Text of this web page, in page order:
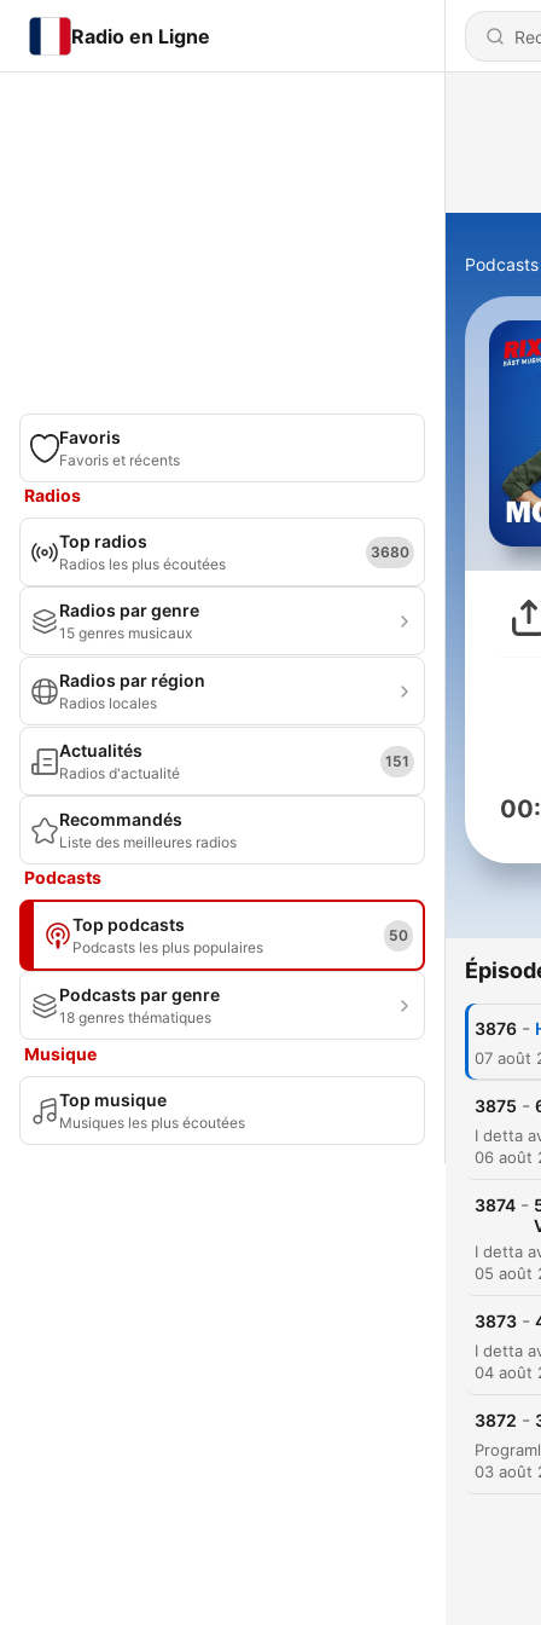
Radio en Ligne
Favoris
Favoris et récents
Radios
Top radios
Radios les plus écoutées
3680
Radios par genre
15 genres musicaux
Radios par région
Radios locales
Actualités
Radios d'actualité
151
Recommandés
Liste des meilleures radios
Podcasts
Top podcasts
Podcasts les plus populaires
50
Podcasts par genre
18 genres thématiques
Musique
Top musique
Musiques les plus écoutées
Podcasts
3876 -
07 août
3875 -
06 août
3874 -
05 août
3873 -
04 août
3872 -
03 août